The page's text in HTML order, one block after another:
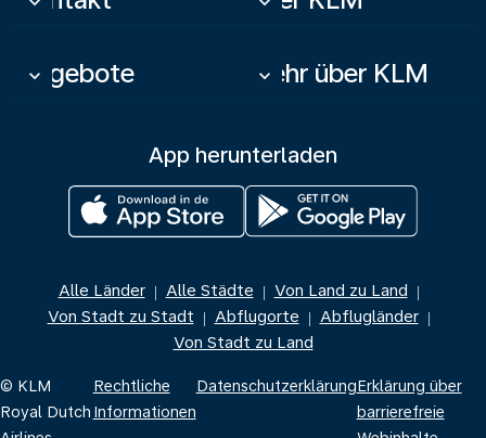
Angebote
keyboard_arrow_down Mehr über KLM
keyboard_arrow_down
App herunterladen
Alle Länder | Alle Städte | Von Land zu Land |
Von Stadt zu Stadt | Abflugorte | Abflugländer |
Von Stadt zu Land
© KLM
Royal Dutch
Rechtliche
Informationen
DatenschutzerklärungErklärung über
barrierefreie